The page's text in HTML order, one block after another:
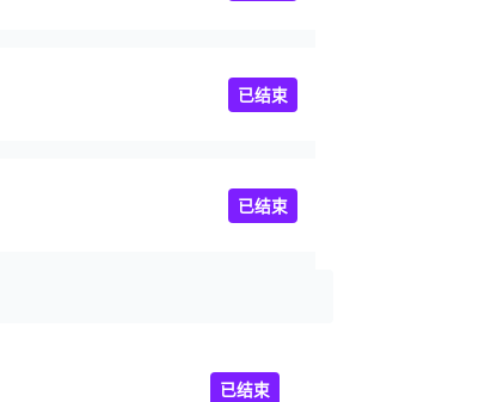
已结束
已结束
已结束